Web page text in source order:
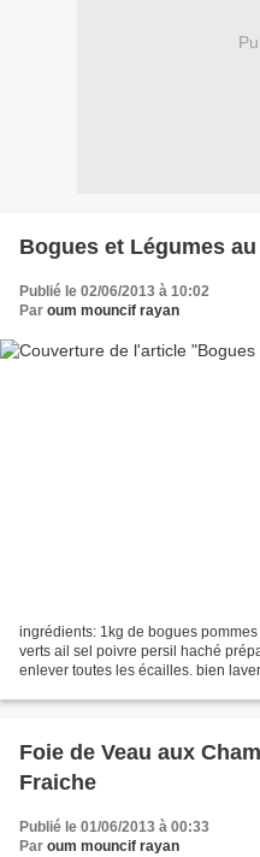
Bogues et Légumes
Publié le 02/06/2013 à 10:02
Par oum mouncif rayan
ingrédients: 1kg de bogues
verts ail sel poivre persil haché
enlever toutes les écailles. bien
Foie de Veau aux
Fraiche
Publié le 01/06/2013 à 00:33
Par oum mouncif rayan